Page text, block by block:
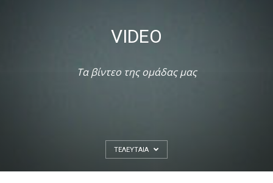
VIDEO
Τα βίντεο της ομάδας μας
ΤΕΛΕΥΤΑΊΑ